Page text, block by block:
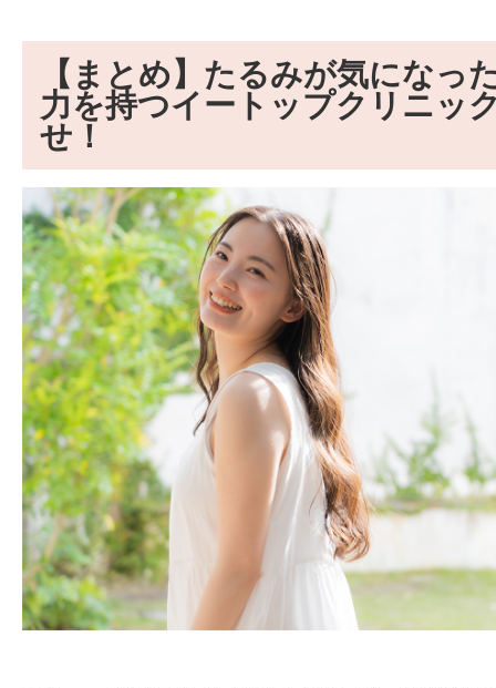
【まとめ】たるみが気になっ
力を持つイートップクリニッ
せ！